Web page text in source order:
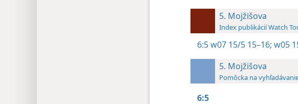
5. Mojžišova
Index publikácií Watch
6:5w07 15/5 15–16; w05
5. Mojžišova
Pomôcka na
6:5